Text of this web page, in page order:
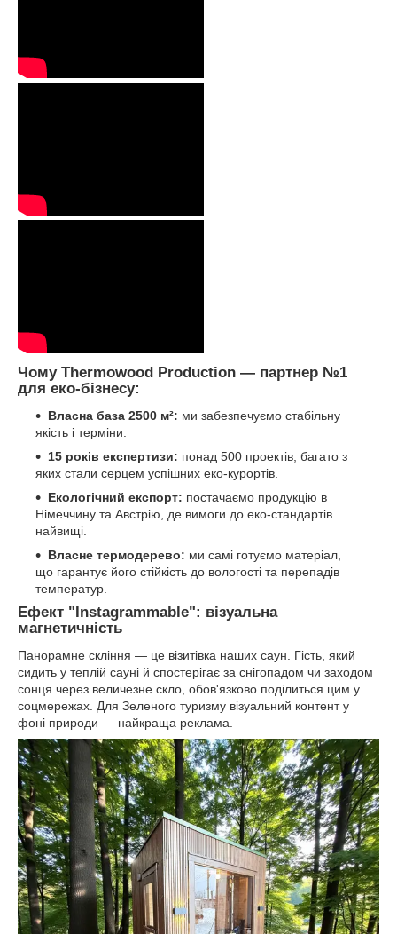
Чому Thermowood Production — партнер №1
для еко-бізнесу:
Власна база 2500 м²: ми забезпечуємо стабільну
якість і терміни.
15 років експертизи: понад 500 проектів, багато з
яких стали серцем успішних еко-курортів.
Екологічний експорт: постачаємо продукцію в
Німеччину та Австрію, де вимоги до еко-стандартів
найвищі.
Власне термодерево: ми самі готуємо матеріал,
що гарантує його стійкість до вологості та перепадів
температур.
Ефект "Instagrammable": візуальна
магнетичність
Панорамне скління — це візитівка наших саун. Гість, який
сидить у теплій сауні й спостерігає за снігопадом чи заходом
сонця через величезне скло, обов'язково поділиться цим у
соцмережах. Для Зеленого туризму візуальний контент у
фоні природи — найкраща реклама.